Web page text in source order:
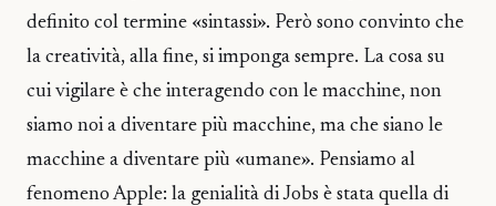
definito col termine «sintassi». Però sono convinto che
la creatività, alla fine, si imponga sempre. La cosa su
cui vigilare è che interagendo con le macchine, non
siamo noi a diventare più macchine, ma che siano le
macchine a diventare più «umane». Pensiamo al
fenomeno Apple: la genialità di Jobs è stata quella di